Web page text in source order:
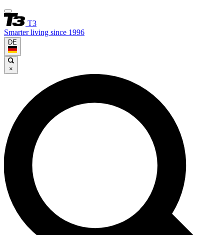
T3
Smarter living since 1996
DE
×